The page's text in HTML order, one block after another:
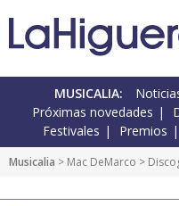
MUSICALIA:
Próximas novedades
Festivales
Premios
Musicalia > Mac DeMarco >